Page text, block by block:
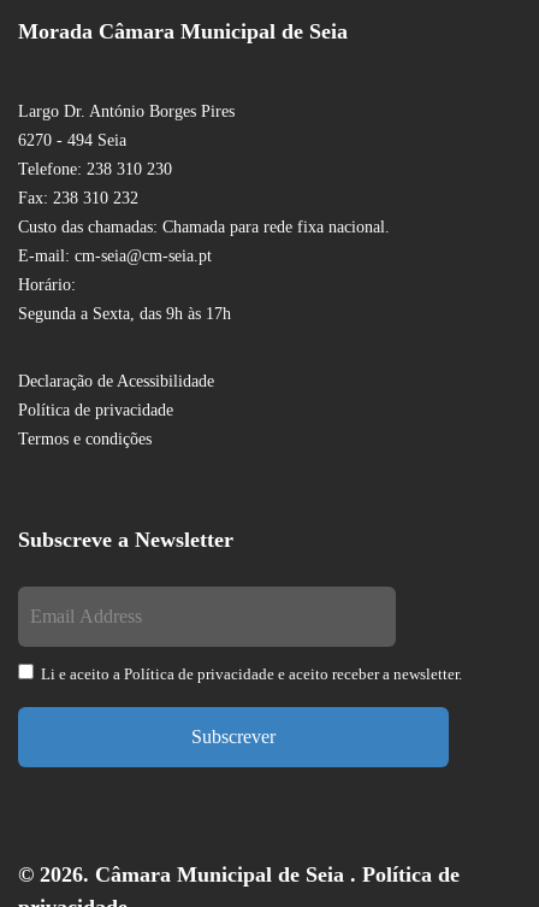
Morada Câmara Municipal de Seia
Largo Dr. António Borges Pires
6270 - 494 Seia
Telefone: 238 310 230
Fax: 238 310 232
Custo das chamadas: Chamada para rede fixa nacional.
E-mail: cm-seia@cm-seia.pt
Horário:
Segunda a Sexta, das 9h às 17h
Declaração de Acessibilidade
Política de privacidade
Termos e condições
Subscreve a Newsletter
Li e aceito a Política de privacidade e aceito receber a newsletter.
Subscrever
© 2026. Câmara Municipal de Seia . Política de